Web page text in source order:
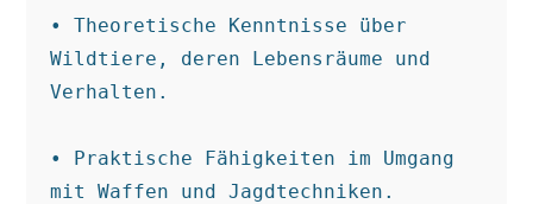
• Theoretische Kenntnisse über
Wildtiere, deren Lebensräume und
Verhalten.
• Praktische Fähigkeiten im Umgang
mit Waffen und Jagdtechniken.